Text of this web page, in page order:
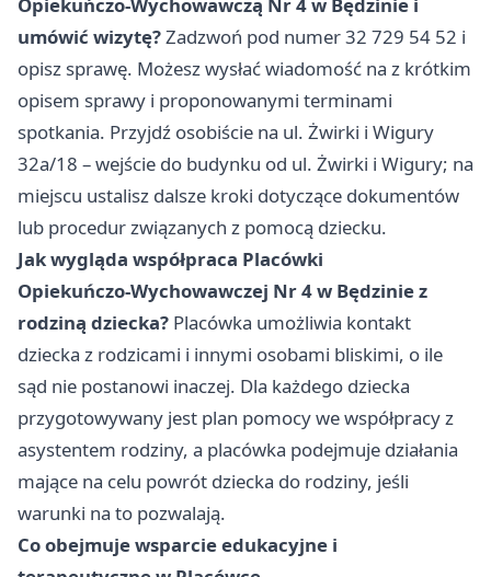
Opiekuńczo‑Wychowawczą Nr 4 w Będzinie i
umówić wizytę?Zadzwoń pod numer 32 729 54 52 i
opisz sprawę. Możesz wysłać wiadomość na z krótkim
opisem sprawy i proponowanymi terminami
spotkania. Przyjdź osobiście na ul. Żwirki i Wigury
32a/18 – wejście do budynku od ul. Żwirki i Wigury; na
miejscu ustalisz dalsze kroki dotyczące dokumentów
lub procedur związanych z pomocą dziecku.
Jak wygląda współpraca Placówki
Opiekuńczo‑Wychowawczej Nr 4 w Będzinie z
rodziną dziecka? Placówka umożliwia kontakt
dziecka z rodzicami i innymi osobami bliskimi, o ile
sąd nie postanowi inaczej. Dla każdego dziecka
przygotowywany jest plan pomocy we współpracy z
asystentem rodziny, a placówka podejmuje działania
mające na celu powrót dziecka do rodziny, jeśli
warunki na to pozwalają.
Co obejmuje wsparcie edukacyjne i